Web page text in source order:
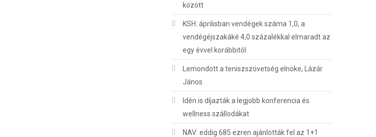
között
KSH: áprilisban vendégek száma 1,0, a
vendégéjszakáké 4,0 százalékkal elmaradt az
egy évvel korábbitól
Lemondott a teniszszövetség elnöke, Lázár
János
Idén is díjazták a legjobb konferencia és
wellness szállodákat
NAV: eddig 685 ezren ajánlották fel az 1+1